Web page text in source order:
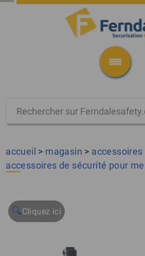
accueil > magasin >
accessoires de sécurité pour
🔍